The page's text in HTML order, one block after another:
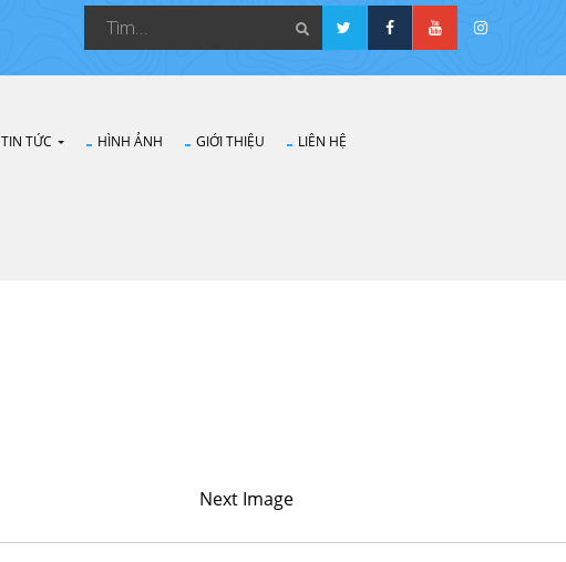
TIN TỨC HÌNH ẢNH GIỚI THIỆU LIÊN HỆ
Next Image